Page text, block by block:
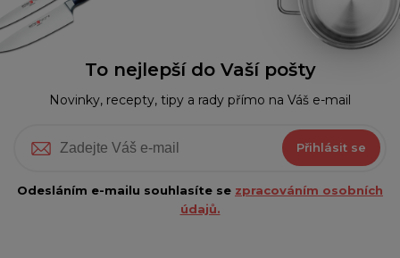
To nejlepší do Vaší pošty
Novinky, recepty, tipy a rady přímo na Váš e-mail
Přihlásit se
Odesláním e-mailu souhlasíte se zpracováním osobních
údajů.